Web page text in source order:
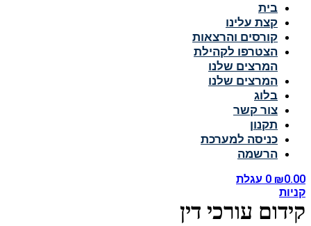
בית
קצת עלינו
קורסים והרצאות
הצטרפו לקהילת
המרצים שלנו
המרצים שלנו
בלוג
צור קשר
תקנון
כניסה למערכת
הרשמה
₪0.00
0 עגלת
קניות
קידום עורכי דין